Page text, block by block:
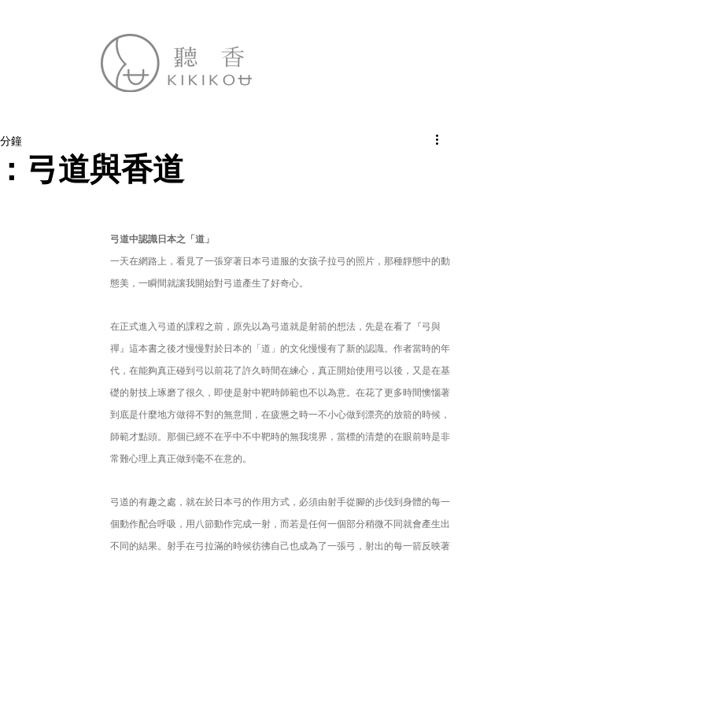
弓道與香道
鐘
弓道中認識日本之「道」
一天在網路上，看見了一張穿著日本弓道服的女孩子拉弓的照片，那種靜態中的動
態美，一瞬間就讓我開始對弓道產生了好奇心。
在正式進入弓道的課程之前，原先以為弓道就是射箭的想法，先是在看了『弓與
禪』這本書之後才慢慢對於日本的「道」的文化慢慢有了新的認識。作者當時的年
代，在能夠真正碰到弓以前花了許久時間在練心，真正開始使用弓以後，又是在基
礎的射技上琢磨了很久，即使是射中靶時師範也不以為意。在花了更多時間懊惱著
到底是什麼地方做得不對的無意間，在疲憊之時一不小心做到漂亮的放箭的時候，
師範才點頭。那個已經不在乎中不中靶時的無我境界，當標的清楚的在眼前時是非
常難心理上真正做到毫不在意的。
弓道的有趣之處，就在於日本弓的作用方式，必須由射手從腳的步伐到身體的每一
個動作配合呼吸，用八節動作完成一射，而若是任何一個部分稍微不同就會產生出
不同的結果。射手在弓拉滿的時候彷彿自己也成為了一張弓，射出的每一箭反映著